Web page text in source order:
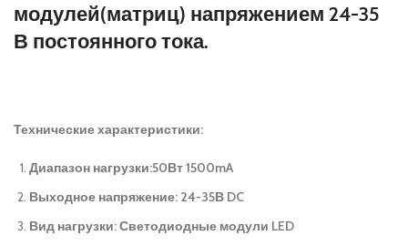
модулей(матриц) напряжением 24-35
В постоянного тока.
Технические характеристики:
Диапазон нагрузки:50Вт 1500mA
Выходное напряжение: 24-35В DC
Вид нагрузки: Светодиодные модули LED